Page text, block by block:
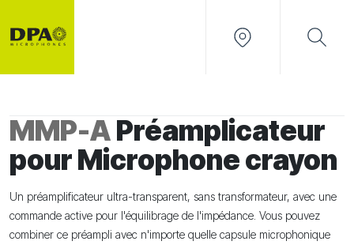
MMP-APréamplicateur
pour Microphone crayon
Un préamplificateur ultra-transparent, sans transformateur, avec une
commande active pour l'équilibrage de l'impédance. Vous pouvez
combiner ce préampli avec n'importe quelle capsule microphonique